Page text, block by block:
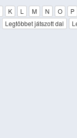
K L M N O P
Legtöbbet játszott dal